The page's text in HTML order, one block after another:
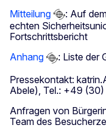
Mitteilung
: Auf
echten
Fortschrittsbericht
Anhang
: Liste der
Pressekontakt: katrin.
Abele), Tel.: +49
Anfragen von
Team des